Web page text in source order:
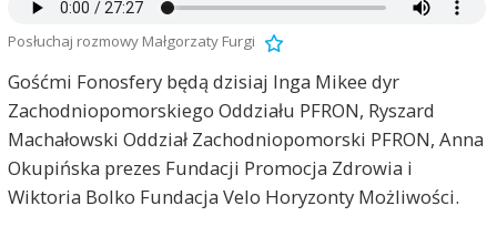
Posłuchaj rozmowy Małgorzaty Furgi
Gośćmi Fonosfery będą dzisiaj Inga Mikee dyr
Zachodniopomorskiego Oddziału PFRON, Ryszard
Machałowski Oddział Zachodniopomorski PFRON, Anna
Okupińska prezes Fundacji Promocja Zdrowia i
Wiktoria Bolko Fundacja Velo Horyzonty Możliwości.